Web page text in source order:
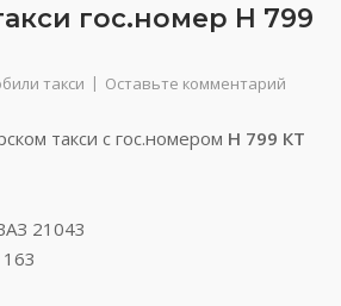
гос.номер Н 799
такси Оставьте комментарий
такси с гос.номером Н 799 КТ
21043